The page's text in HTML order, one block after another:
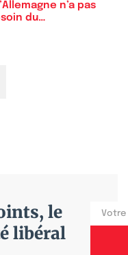
n’a pas
du…
le
libéral